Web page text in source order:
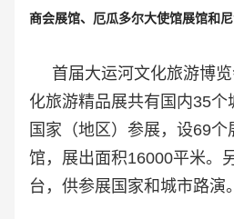
商会展馆、厄瓜多尔大使馆展馆和
首届大运河文化旅游博览
化旅游精品展共有国内35
国家（地区）参展，设69
馆，展出面积16000平米。
台，供参展国家和城市路